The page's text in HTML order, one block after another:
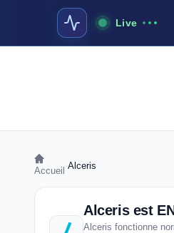
Live
Accueil Alceris
Alceris est
Alceris fonctionne